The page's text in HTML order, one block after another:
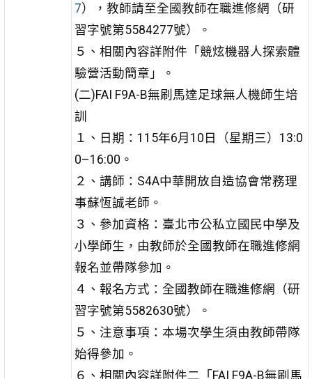
7），教師請至全國教師在職進修網（研
習字號第5584277號）。
５、相關內容詳附件「競炫機器人探索體
驗營活動簡章」。
(二)FAI F9A-B無刷馬達足球無人機師生培
訓
１、日期：115年6月10日（星期三）13:0
0–16:00。
２、講師：S4A中華開放自造協會常務理
事蘇恆誠老師。
３、參加資格：臺北市公私立國民中學及
小學師生，由教師於全國教師在職進修網
報名並帶隊參加。
４、報名方式：全國教師在職進修網（研
習字號第5582630號）。
５、注意事項：本場次學生須由教師帶隊
始得參加。
６、相關內容詳附件二「FAI F9A-B無刷馬